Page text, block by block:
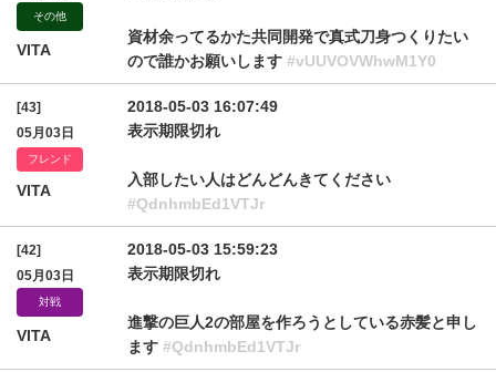
その他
VITA
資材余ってるかた共同開発で真式刀身つくりたい
ので誰かお願いします #vUUVOVWhwM1Y0
[43]
05月03日
フレンド
VITA
2018-05-03 16:07:49
表示期限切れ
入部したい人はどんどんきてください
#QdnhmbEd1VTJr
[42]
05月03日
対戦
VITA
2018-05-03 15:59:23
表示期限切れ
進撃の巨人2の部屋を作ろうとしている赤髪と申し
ます #QdnhmbEd1VTJr